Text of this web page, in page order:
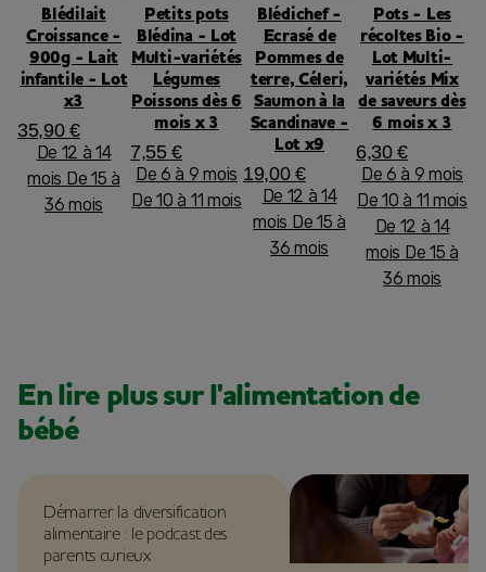
Blédilait
Croissance -
900g - Lait
infantile - Lot
x3
35,90 €
De 12 à 14
mois De 15 à
36 mois
Petits pots
Blédina - Lot
Multi-variétés
Légumes
Poissons dès 6
mois x 3
7,55 €
De 6 à 9 mois
De 10 à 11 mois
Blédichef -
Ecrasé de
Pommes de
terre, Céleri,
Saumon à la
Scandinave -
Lot x9
19,00 €
De 12 à 14
mois De 15 à
36 mois
Pots - Les
récoltes Bio -
Lot Multi-
variétés Mix
de saveurs dès
6 mois x 3
6,30 €
De 6 à 9 mois
De 10 à 11 mois
De 12 à 14
mois De 15 à
36 mois
En lire plus sur l'alimentation de
bébé
Démarrer la diversification
alimentaire : le podcast des
parents curieux